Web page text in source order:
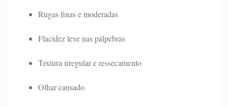
Rugas finas e moderadas
Flacidez leve nas pálpebras
Textura irregular e ressecamento
Olhar cansado